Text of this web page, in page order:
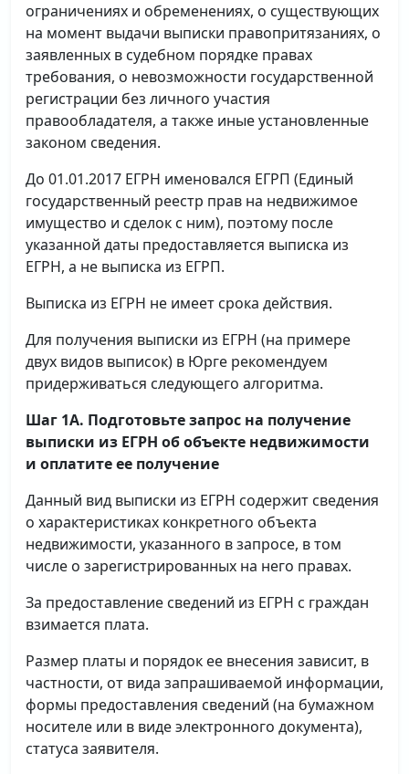
ограничениях и обременениях, о существующих
на момент выдачи выписки правопритязаниях, о
заявленных в судебном порядке правах
требования, о невозможности государственной
регистрации без личного участия
правообладателя, а также иные установленные
законом сведения.
До 01.01.2017 ЕГРН именовался ЕГРП (Единый
государственный реестр прав на недвижимое
имущество и сделок с ним), поэтому после
указанной даты предоставляется выписка из
ЕГРН, а не выписка из ЕГРП.
Выписка из ЕГРН не имеет срока действия.
Для получения выписки из ЕГРН (на примере
двух видов выписок) в Юрге рекомендуем
придерживаться следующего алгоритма.
Шаг 1А. Подготовьте запрос на получение
выписки из ЕГРН об объекте недвижимости
и оплатите ее получение
Данный вид выписки из ЕГРН содержит сведения
о характеристиках конкретного объекта
недвижимости, указанного в запросе, в том
числе о зарегистрированных на него правах.
За предоставление сведений из ЕГРН с граждан
взимается плата.
Размер платы и порядок ее внесения зависит, в
частности, от вида запрашиваемой информации,
формы предоставления сведений (на бумажном
носителе или в виде электронного документа),
статуса заявителя.